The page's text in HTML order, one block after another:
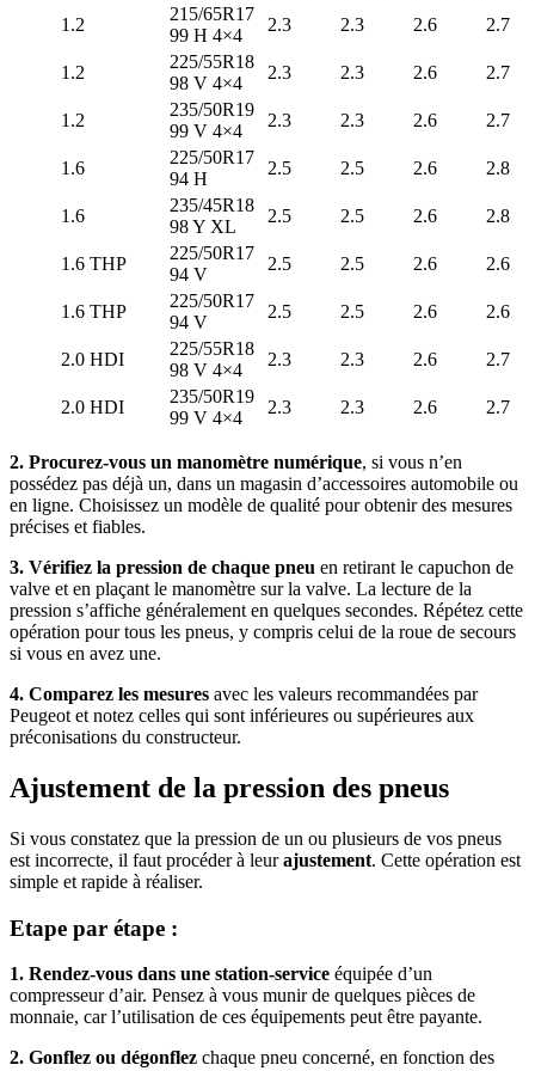
1.2
215/65R17
99 H 4×4
2.3 2.3 2.6 2.7
1.2
225/55R18
98 V 4×4
2.3 2.3 2.6 2.7
1.2
235/50R19
99 V 4×4
2.3 2.3 2.6 2.7
1.6
225/50R17
94 H
2.5 2.5 2.6 2.8
1.6
235/45R18
98 Y XL
2.5 2.5 2.6 2.8
1.6 THP
225/50R17
94 V
2.5 2.5 2.6 2.6
1.6 THP
225/50R17
94 V
2.5 2.5 2.6 2.6
2.0 HDI
225/55R18
98 V 4×4
2.3 2.3 2.6 2.7
2.0 HDI
235/50R19
99 V 4×4
2.3 2.3 2.6 2.7
2. Procurez-vous un manomètre numérique, si vous n’en
possédez pas déjà un, dans un magasin d’accessoires automobile ou
en ligne. Choisissez un modèle de qualité pour obtenir des mesures
précises et fiables.
3. Vérifiez la pression de chaque pneu en retirant le capuchon de
valve et en plaçant le manomètre sur la valve. La lecture de la
pression s’affiche généralement en quelques secondes. Répétez cette
opération pour tous les pneus, y compris celui de la roue de secours
si vous en avez une.
4. Comparez les mesures avec les valeurs recommandées par
Peugeot et notez celles qui sont inférieures ou supérieures aux
préconisations du constructeur.
Ajustement de la pression des pneus
Si vous constatez que la pression de un ou plusieurs de vos pneus
est incorrecte, il faut procéder à leurajustement. Cette opération est
simple et rapide à réaliser.
Etape par étape :
1. Rendez-vous dans une station-service équipée d’un
compresseur d’air. Pensez à vous munir de quelques pièces de
monnaie, car l’utilisation de ces équipements peut être payante.
2. Gonflez ou dégonflez chaque pneu concerné, en fonction des